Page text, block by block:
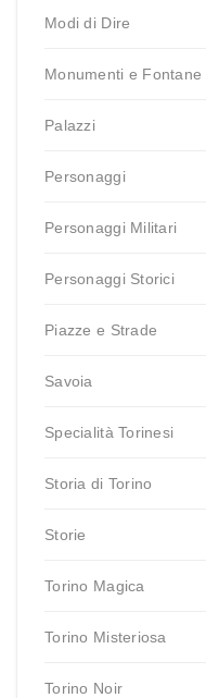
Modi di Dire
Monumenti e Fontane
Palazzi
Personaggi
Personaggi Militari
Personaggi Storici
Piazze e Strade
Savoia
Specialità Torinesi
Storia di Torino
Storie
Torino Magica
Torino Misteriosa
Torino Noir